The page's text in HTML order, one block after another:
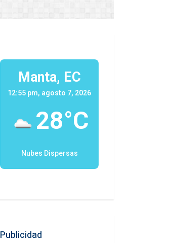
Manta, EC
12:55 pm, agosto 7, 2026
28°C
Nubes Dispersas
Publicidad